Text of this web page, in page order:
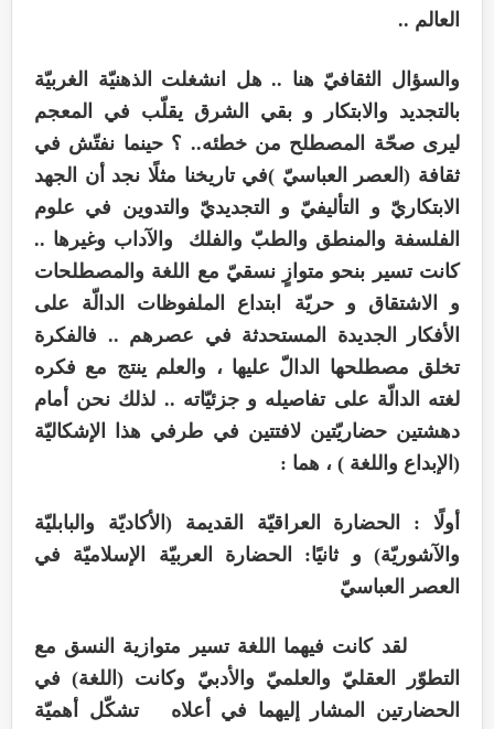
العالم ..
والسؤال الثقافيّ هنا .. هل انشغلت الذهنيّة الغربيّة
بالتجديد والابتكار و بقي الشرق يقلّب في المعجم
ليرى صحّة المصطلح من خطئه.. ؟ حينما نفتّش في
ثقافة (العصر العباسيّ )في تاريخنا مثلًا نجد أن الجهد
الابتكاريّ و التأليفيّ و التجديديّ والتدوين في علوم
الفلسفة والمنطق والطبّ والفلك والآداب وغيرها ..
كانت تسير بنحو متوازٍ نسقيّ مع اللغة والمصطلحات
و الاشتقاق و حريّة ابتداع الملفوظات الدالّة على
الأفكار الجديدة المستحدثة في عصرهم .. فالفكرة
تخلق مصطلحها الدالّ عليها ، والعلم ينتج مع فكره
لغته الدالّة على تفاصيله و جزئيّاته .. لذلك نحن أمام
دهشتين حضاريّتين لافتتين في طرفي هذا الإشكاليّة
(الإبداع واللغة ) ، هما :
أولًا : الحضارة العراقيّة القديمة (الأكاديّة والبابليّة
والآشوريّة) و ثانيًا: الحضارة العربيّة الإسلاميّة في
العصر العباسيّ
لقد كانت فيهما اللغة تسير متوازية النسق مع
التطوّر العقليّ والعلميّ والأدبيّ وكانت (اللغة) في
الحضارتين المشار إليهما في أعلاه تشكّل أهميّة